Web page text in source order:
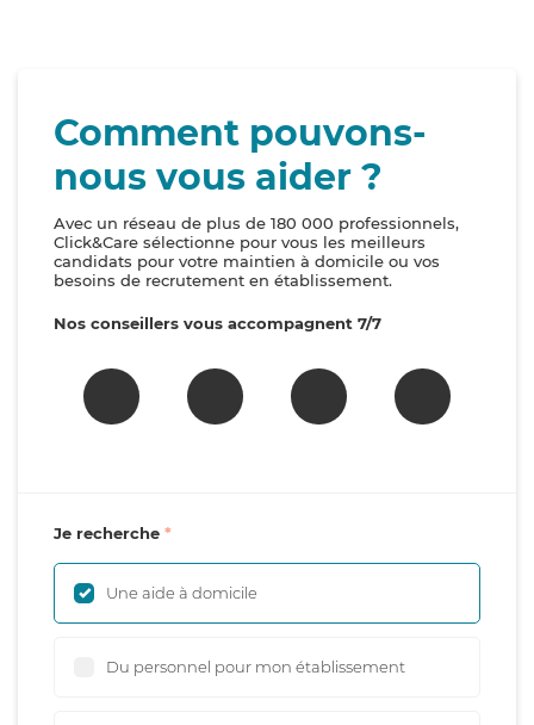
Comment pouvons-
nous vous aider ?
Avec un réseau de plus de 180 000 professionnels,
Click&Care sélectionne pour vous les meilleurs
candidats pour votre maintien à domicile ou vos
besoins de recrutement en établissement.
Nos conseillers vous accompagnent 7/7
Je recherche
Une aide à domicile
Du personnel pour mon établissement